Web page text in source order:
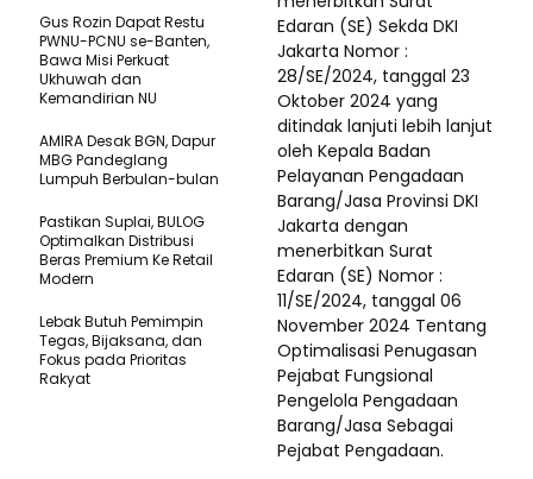
Edaran (SE) Sekda DKI
Jakarta Nomor :
28/SE/2024, tanggal 23
Oktober 2024 yang
ditindak lanjuti lebih lanjut
oleh Kepala Badan
Pelayanan Pengadaan
Barang/Jasa Provinsi DKI
Jakarta dengan
menerbitkan Surat
Edaran (SE) Nomor :
11/SE/2024, tanggal 06
November 2024 Tentang
Optimalisasi Penugasan
Pejabat Fungsional
Pengelola Pengadaan
Barang/Jasa Sebagai
Pejabat Pengadaan.
Gus Rozin Dapat Restu
PWNU-PCNU se-Banten,
Bawa Misi Perkuat
Ukhuwah dan
Kemandirian NU
AMIRA Desak BGN, Dapur
MBG Pandeglang
Lumpuh Berbulan-bulan
Pastikan SupIai, BULOG
Optimalkan Distribusi
Beras Premium Ke Retail
Modern
Lebak Butuh Pemimpin
Tegas, Bijaksana, dan
Fokus pada Prioritas
Rakyat